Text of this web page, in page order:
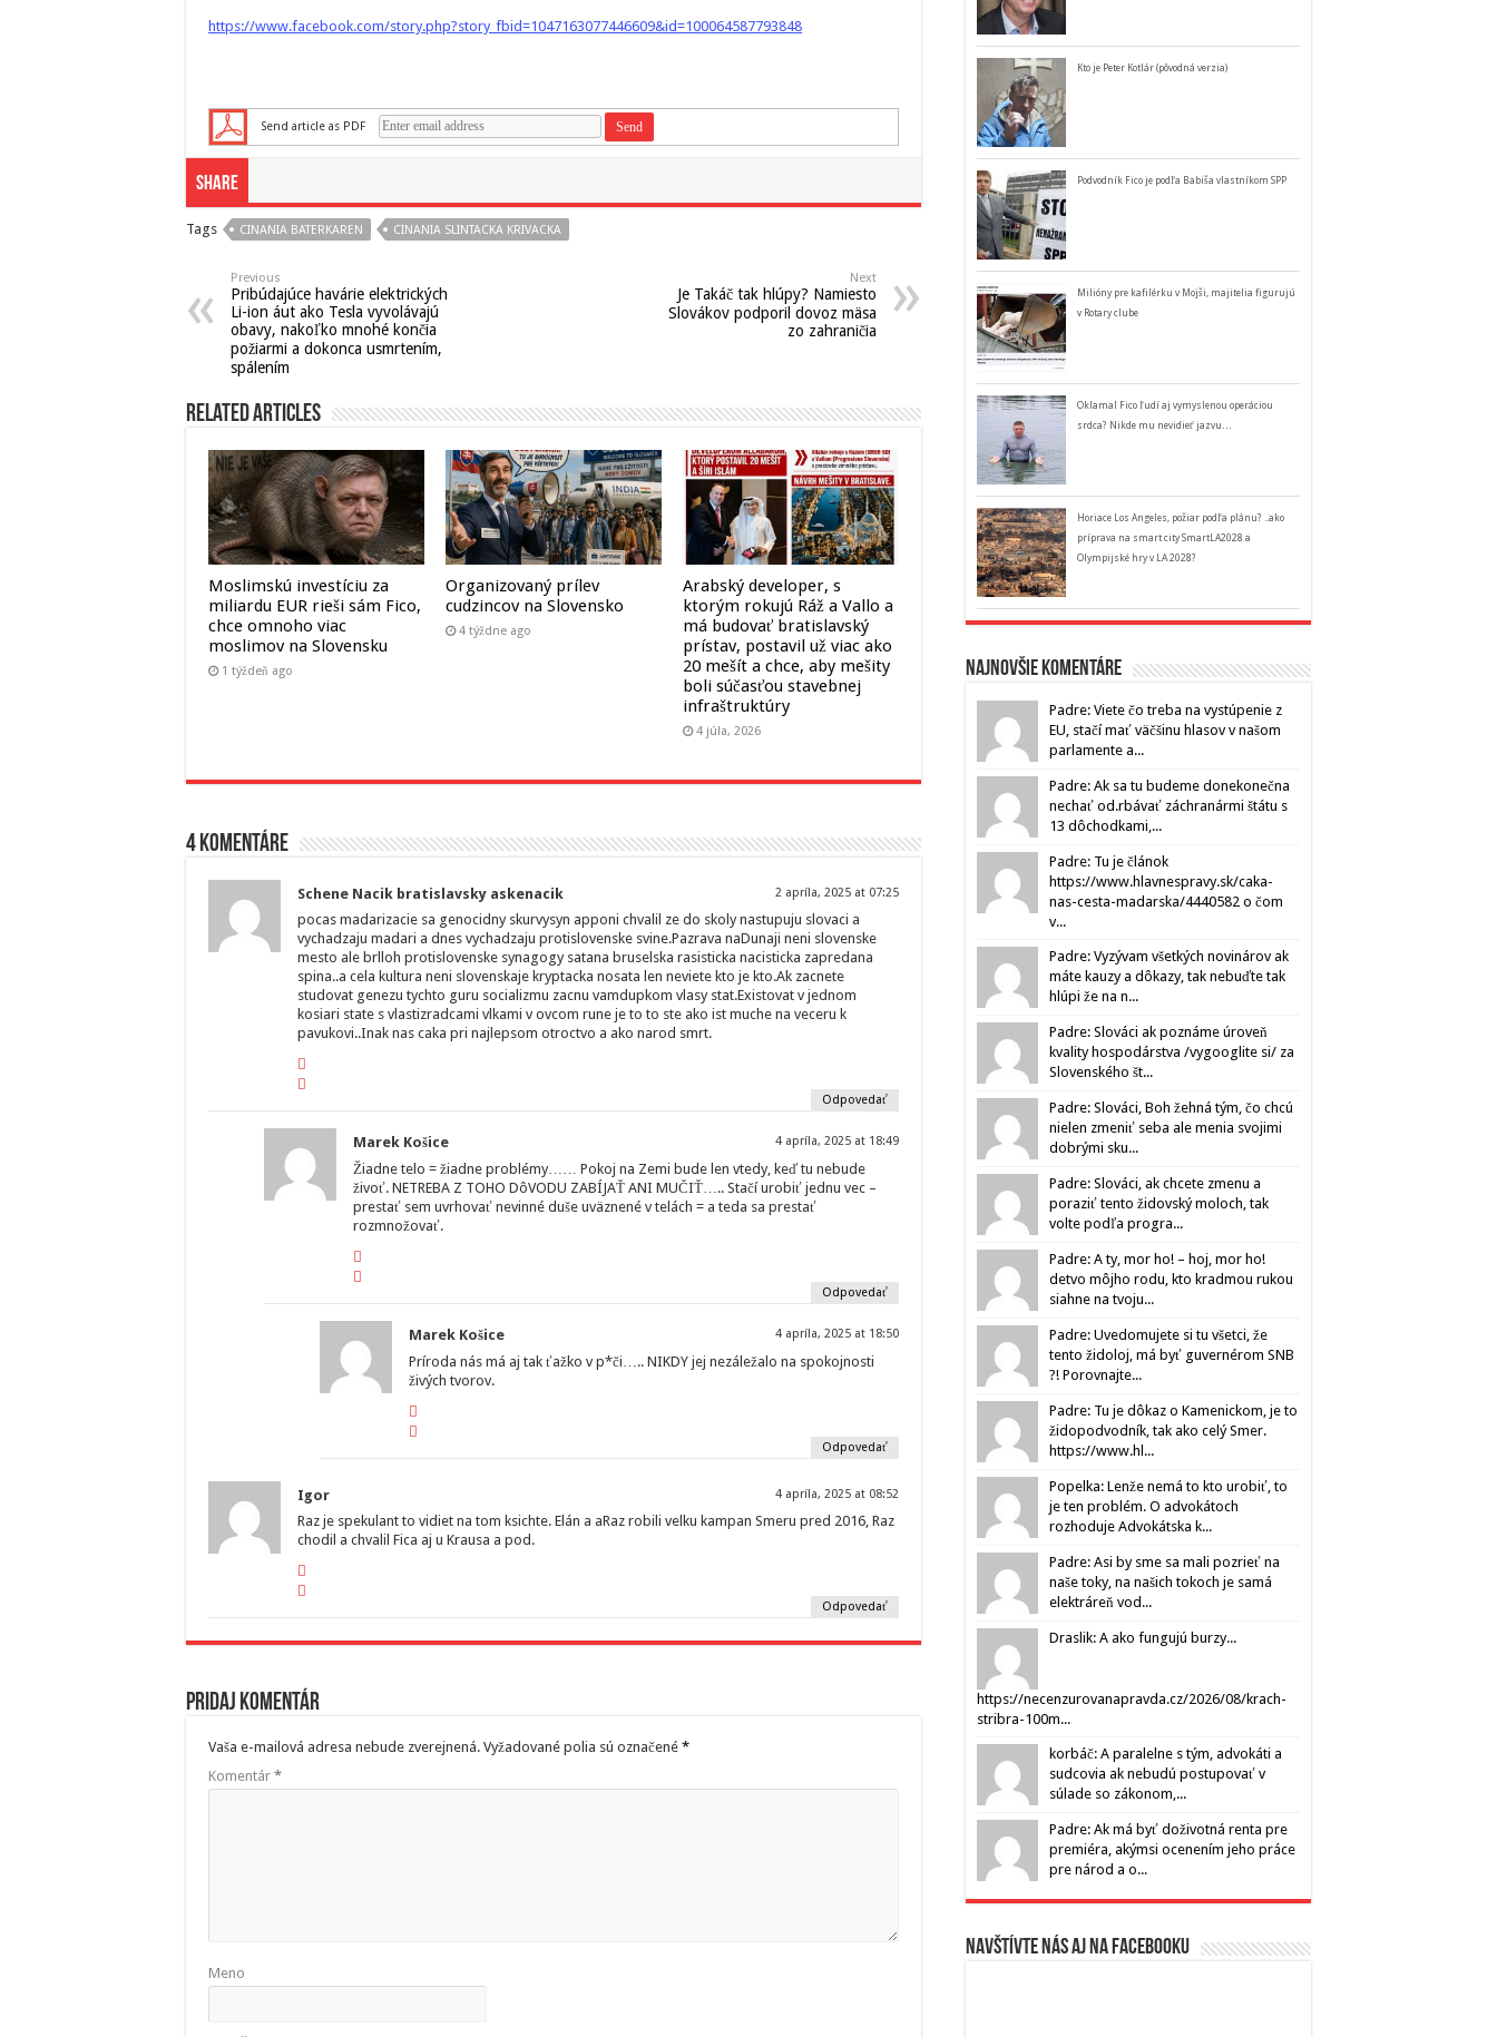
https://www.facebook.com/story.php?story_fbid=1047163077446609&id=100064587793848
Send article as PDF
Share
Tags CINANIA BATERKAREN CINANIA SLINTACKA KRIVACKA
Previous
Pribúdajúce havárie elektrických
Li-ion áut ako Tesla vyvolávajú
obavy, nakoľko mnohé končia
požiarmi a dokonca usmrtením,
spálením
Next
Je Takáč tak hlúpy? Namiesto
Slovákov podporil dovoz mäsa
zo zahraničia
Related Articles
Moslimskú investíciu za
miliardu EUR rieši sám Fico,
chce omnoho viac
moslimov na Slovensku
1 týždeň ago
Organizovaný prílev
cudzincov na Slovensko
4 týždne ago
Arabský developer, s
ktorým rokujú Ráž a Vallo a
má budovať bratislavský
prístav, postavil už viac ako
20 mešít a chce, aby mešity
boli súčasťou stavebnej
infraštruktúry
4 júla, 2026
4 komentáre
Schene Nacik bratislavsky askenacik 2 apríla, 2025 at 07:25
pocas madarizacie sa genocidny skurvysyn apponi chvalil ze do skoly nastupuju slovaci a
vychadzaju madari a dnes vychadzaju protislovenske svine.Pazrava naDunaji neni slovenske
mesto ale brlloh protislovenske synagogy satana bruselska rasisticka nacisticka zapredana
spina..a cela kultura neni slovenskaje kryptacka nosata len neviete kto je kto.Ak zacnete
studovat genezu tychto guru socializmu zacnu vamdupkom vlasy stat.Existovat v jednom
kosiari state s vlastizradcami vlkami v ovcom rune je to to ste ako ist muche na veceru k
pavukovi..Inak nas caka pri najlepsom otroctvo a ako narod smrt.
Odpovedať
Marek Košice 4 apríla, 2025 at 18:49
Žiadne telo = žiadne problémy…… Pokoj na Zemi bude len vtedy, keď tu nebude
živoť. NETREBA Z TOHO DôVODU ZABÍJAŤ ANI MUČIŤ….. Stačí urobiť jednu vec –
prestať sem uvrhovať nevinné duše uväznené v telách = a teda sa prestať
rozmnožovať.
Odpovedať
Marek Košice 4 apríla, 2025 at 18:50
Príroda nás má aj tak ťažko v p*či….. NIKDY jej nezáležalo na spokojnosti
živých tvorov.
Odpovedať
Igor 4 apríla, 2025 at 08:52
Raz je spekulant to vidiet na tom ksichte. Elán a aRaz robili velku kampan Smeru pred 2016, Raz
chodil a chvalil Fica aj u Krausa a pod.
Odpovedať
Pridaj komentár
Vaša e-mailová adresa nebude zverejnená. Vyžadované polia sú označené *
Komentár *
Meno
Kto je Peter Kotlár (pôvodná verzia)
Podvodník Fico je podľa Babiša vlastníkom SPP
Milióny pre kafilérku v Mojši, majitelia figurujú
v Rotary clube
Oklamal Fico ľudí aj vymyslenou operáciou
srdca? Nikde mu nevidieť jazvu…
Horiace Los Angeles, požiar podľa plánu? ..ako
príprava na smart city SmartLA2028 a
Olympijské hry v LA 2028?
Najnovšie komentáre
Padre: Viete čo treba na vystúpenie z
EU, stačí mať väčšinu hlasov v našom
parlamente a...
Padre: Ak sa tu budeme donekonečna
nechať od.rbávať záchranármi štátu s
13 dôchodkami,...
Padre: Tu je článok
https://www.hlavnespravy.sk/caka-
nas-cesta-madarska/4440582 o čom
v...
Padre: Vyzývam všetkých novinárov ak
máte kauzy a dôkazy, tak nebuďte tak
hlúpi že na n...
Padre: Slováci ak poznáme úroveň
kvality hospodárstva /vygooglite si/ za
Slovenského št...
Padre: Slováci, Boh žehná tým, čo chcú
nielen zmeniť seba ale menia svojimi
dobrými sku...
Padre: Slováci, ak chcete zmenu a
poraziť tento židovský moloch, tak
volte podľa progra...
Padre: A ty, mor ho! – hoj, mor ho!
detvo môjho rodu, kto kradmou rukou
siahne na tvoju...
Padre: Uvedomujete si tu všetci, že
tento židoloj, má byť guvernérom SNB
?! Porovnajte...
Padre: Tu je dôkaz o Kamenickom, je to
židopodvodník, tak ako celý Smer.
https://www.hl...
Popelka: Lenže nemá to kto urobiť, to
je ten problém. O advokátoch
rozhoduje Advokátska k...
Padre: Asi by sme sa mali pozrieť na
naše toky, na našich tokoch je samá
elektráreň vod...
Draslik: A ako fungujú burzy...
https://necenzurovanapravda.cz/2026/08/krach-
stribra-100m...
korbáč: A paralelne s tým, advokáti a
sudcovia ak nebudú postupovať v
súlade so zákonom,...
Padre: Ak má byť doživotná renta pre
premiéra, akýmsi ocenením jeho práce
pre národ a o...
Navštívte nás aj na Facebooku